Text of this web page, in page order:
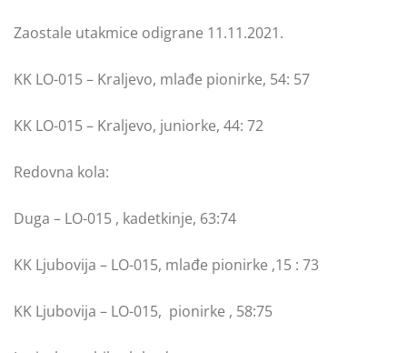
Zaostale utakmice odigrane 11.11.2021.
KK LO-015 – Kraljevo, mlađe pionirke, 54: 57
KK LO-015 – Kraljevo, juniorke, 44: 72
Redovna kola:
Duga – LO-015 , kadetkinje, 63:74
KK Ljubovija – LO-015, mlađe pionirke ,15 : 73
KK Ljubovija – LO-015, pionirke , 58:75